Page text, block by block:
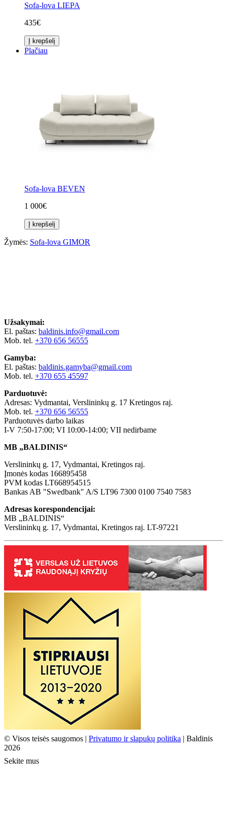
Sofa-lova LIEPA
435€
Į krepšelį
Plačiau
Sofa-lova BEVEN
1 000€
Į krepšelį
Žymės: Sofa-lova GIMOR
Užsakymai:
El. paštas: baldinis.info@gmail.com
Mob. tel. +370 656 56555
Gamyba:
El. paštas: baldinis.gamyba@gmail.com
Mob. tel. +370 655 45597
Parduotuvė:
Adresas: Vydmantai, Verslininkų g. 17 Kretingos raj.
Mob. tel. +370 656 56555
Parduotuvės darbo laikas
I-V 7:50-17:00; VI 10:00-14:00; VII nedirbame
MB „BALDINIS“
Verslininkų g. 17, Vydmantai, Kretingos raj.
Įmonės kodas 166895458
PVM kodas LT668954515
Bankas AB "Swedbank" A/S LT96 7300 0100 7540 7583
Adresas korespondencijai:
MB „BALDINIS“
Verslininkų g. 17, Vydmantai, Kretingos raj. LT-97221
© Visos teisės saugomos | Privatumo ir slapukų politika | Baldinis
2026
Sekite mus